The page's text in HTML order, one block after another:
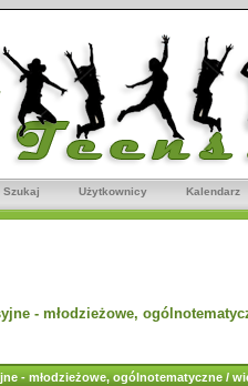
Szukaj Użytkownicy Kalendarz
- młodzieżowe,
- młodzieżowe, ogólnotematyczne /